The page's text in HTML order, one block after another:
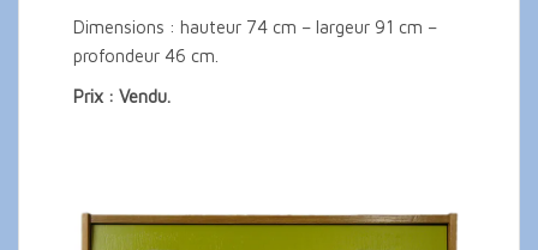
Dimensions : hauteur 74 cm – largeur 91 cm –
profondeur 46 cm.
Prix : Vendu.